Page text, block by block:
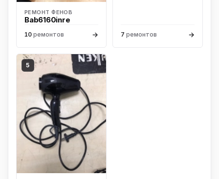
РЕМОНТ ФЕНОВ
Bab6160inre
10 ремонтов → 7 ремонтов →
5